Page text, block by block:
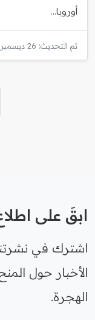
أوروبا...
تم التحديث: 26 ديسمبر، 2025
ابقَ على
اشترك في
الأخبار حول
الهجرة.